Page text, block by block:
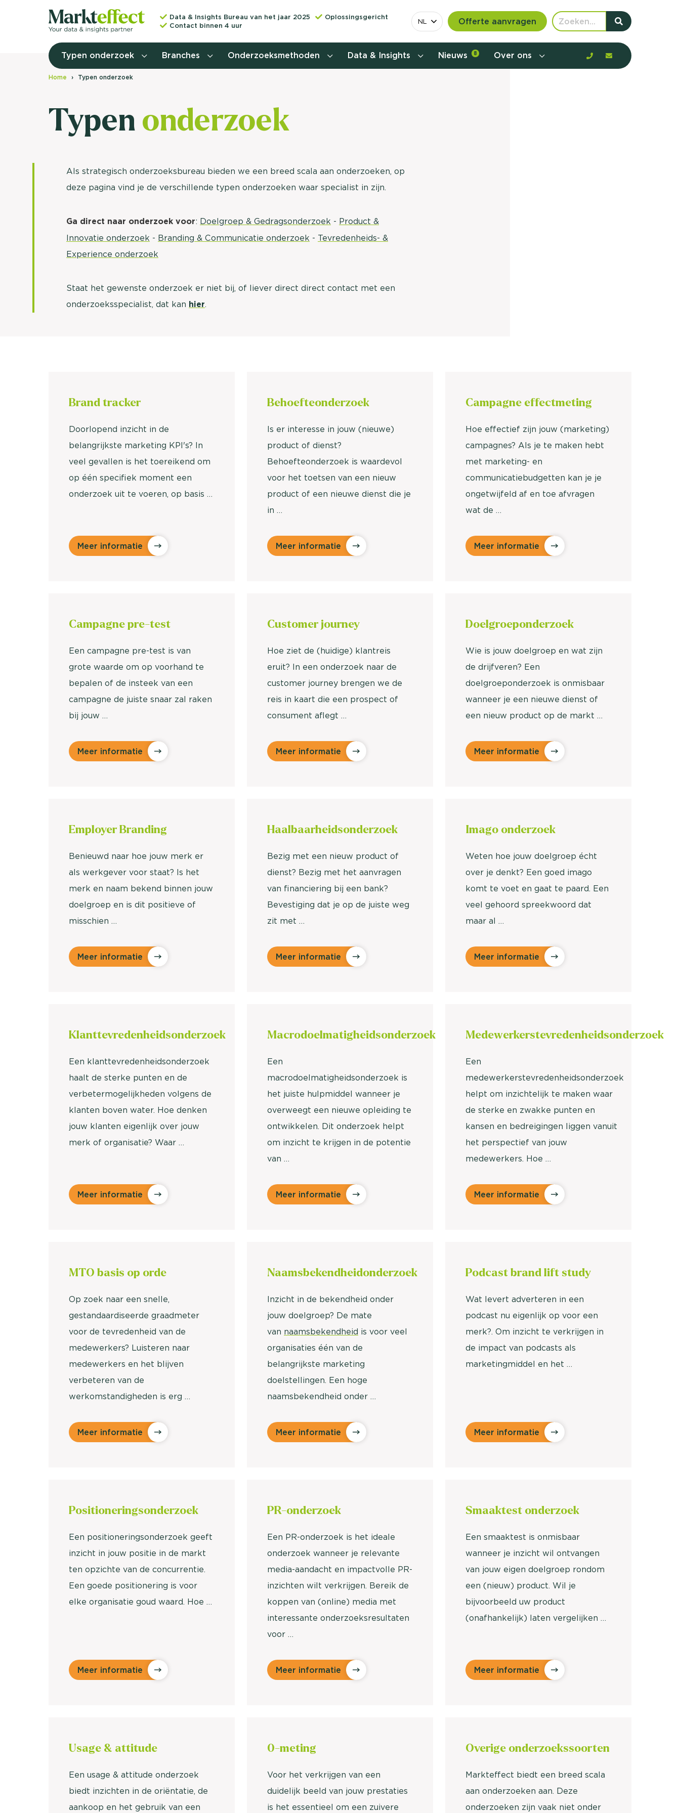
Data & Insights Bureau van het jaar 2025
Oplossingsgericht
Contact binnen 4 uur
NL Offerte aanvragen
Typen onderzoek
Customer journey onderzoek
Doelgroeponderzoek
Naamsbekendheidonderzoek
Nationaal Studiekeuze
Onderzoek (NSKO)
Bekijk meer >
Branches Onderzoeksmethoden Data & Insights Nieuws 8 Over ons
Home Typen onderzoek
Typenonderzoek
Als strategisch onderzoeksbureau bieden we een breed scala aan onderzoeken, op
deze pagina vind je de verschillende typen onderzoeken waar specialist in zijn.
Ga direct naar onderzoek voor: Doelgroep & Gedragsonderzoek - Product &
Innovatie onderzoek - Branding & Communicatie onderzoek - Tevredenheids- &
Experience onderzoek
Staat het gewenste onderzoek er niet bij, of liever direct direct contact met een
onderzoeksspecialist, dat kan hier.
Brandtracker
Doorlopend inzicht in de
belangrijkste marketing KPI's? In
veel gevallen is het toereikend om
op één specifiek moment een
onderzoek uit te voeren, op basis …
Meer informatie
Behoefteonderzoek
Is er interesse in jouw (nieuwe)
product of dienst?
Behoefteonderzoek is waardevol
voor het toetsen van een nieuw
product of een nieuwe dienst die je
in …
Meer informatie
Campagne effectmeting
Hoe effectief zijn jouw (marketing)
campagnes? Als je te maken hebt
met marketing- en
communicatiebudgetten kan je je
ongetwijfeld af en toe afvragen
wat de …
Meer informatie
Campagnepre-test
Een campagne pre-test is van
grote waarde om op voorhand te
bepalen of de insteek van een
campagne de juiste snaar zal raken
bij jouw …
Meer informatie
Customerjourney
Hoe ziet de (huidige) klantreis
eruit? In een onderzoek naar de
customer journey brengen we de
reis in kaart die een prospect of
consument aflegt …
Meer informatie
Doelgroeponderzoek
Wie is jouw doelgroep en wat zijn
de drijfveren? Een
doelgroeponderzoek is onmisbaar
wanneer je een nieuwe dienst of
een nieuw product op de markt …
Meer informatie
EmployerBranding
Benieuwd naar hoe jouw merk er
als werkgever voor staat? Is het
merk en naam bekend binnen jouw
doelgroep en is dit positieve of
misschien …
Meer informatie
Haalbaarheidsonderzoek
Bezig met een nieuw product of
dienst? Bezig met het aanvragen
van financiering bij een bank?
Bevestiging dat je op de juiste weg
zit met …
Meer informatie
Imago onderzoek
Weten hoe jouw doelgroep écht
over je denkt? Een goed imago
komt te voet en gaat te paard. Een
veel gehoord spreekwoord dat
maar al …
Meer informatie
Klanttevredenheidsonderzoek
Een klanttevredenheidsonderzoek
haalt de sterke punten en de
verbetermogelijkheden volgens de
klanten boven water. Hoe denken
jouw klanten eigenlijk over jouw
merk of organisatie? Waar …
Meer informatie
Macrodoelmatigheidsonderzoek
Een
macrodoelmatigheidsonderzoek is
het juiste hulpmiddel wanneer je
overweegt een nieuwe opleiding te
ontwikkelen. Dit onderzoek helpt
om inzicht te krijgen in de potentie
van …
Meer informatie
Medewerkerstevredenheidsonderzoek
Een
medewerkerstevredenheidsonderzoek
helpt om inzichtelijk te maken waar
de sterke en zwakke punten en
kansen en bedreigingen liggen vanuit
het perspectief van jouw
medewerkers. Hoe …
Meer informatie
MTO basis op orde
Op zoek naar een snelle,
gestandaardiseerde graadmeter
voor de tevredenheid van de
medewerkers? Luisteren naar
medewerkers en het blijven
verbeteren van de
werkomstandigheden is erg …
Meer informatie
Naamsbekendheidonderzoek
Inzicht in de bekendheid onder
jouw doelgroep? De mate
van naamsbekendheid is voor veel
organisaties één van de
belangrijkste marketing
doelstellingen. Een hoge
naamsbekendheid onder …
Meer informatie
Podcast brand lift study
Wat levert adverteren in een
podcast nu eigenlijk op voor een
merk?. Om inzicht te verkrijgen in
de impact van podcasts als
marketingmiddel en het …
Meer informatie
Positioneringsonderzoek
Een positioneringsonderzoek geeft
inzicht in jouw positie in de markt
ten opzichte van de concurrentie.
Een goede positionering is voor
elke organisatie goud waard. Hoe …
Meer informatie
PR-onderzoek
Een PR-onderzoek is het ideale
onderzoek wanneer je relevante
media-aandacht en impactvolle PR-
inzichten wilt verkrijgen. Bereik de
koppen van (online) media met
interessante onderzoeksresultaten
voor …
Meer informatie
Smaaktest onderzoek
Een smaaktest is onmisbaar
wanneer je inzicht wil ontvangen
van jouw eigen doelgroep rondom
een (nieuw) product. Wil je
bijvoorbeeld uw product
(onafhankelijk) laten vergelijken …
Meer informatie
Usage & attitude
Een usage & attitude onderzoek
biedt inzichten in de oriëntatie, de
aankoop en het gebruik van een
0-meting
Voor het verkrijgen van een
duidelijk beeld van jouw prestaties
is het essentieel om een zuivere
Overige onderzoekssoorten
Markteffect biedt een breed scala
aan onderzoeken aan. Deze
onderzoeken zijn vaak niet onder